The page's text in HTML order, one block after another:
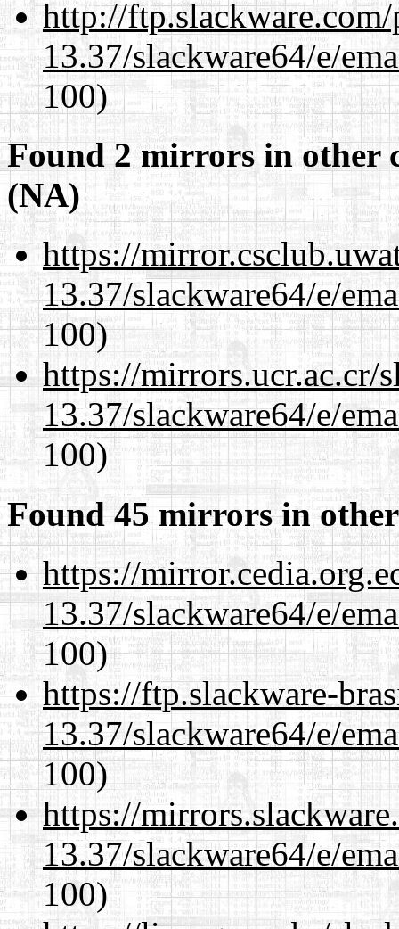
http://
13.37/slackware64/e/
100)
Found 2 mirrors in other
(NA)
https://
13.37/slackware64/e/
100)
https://mirrors.ucr.ac.cr/
13.37/slackware64/e/
100)
Found 45 mirrors in
https://
13.37/slackware64/e/
100)
https://ftp.slackware-
13.37/slackware64/e/
100)
https://
13.37/slackware64/e/
100)